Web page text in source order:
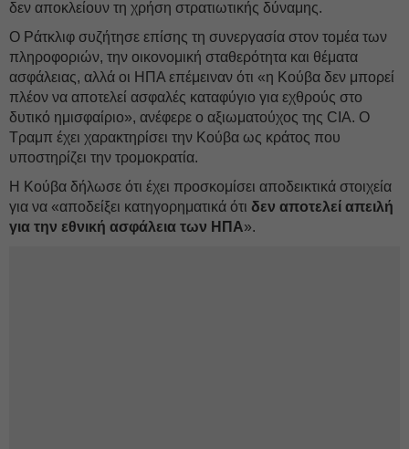
δεν αποκλείουν τη χρήση στρατιωτικής δύναμης.
Ο Ράτκλιφ συζήτησε επίσης τη συνεργασία στον τομέα των
πληροφοριών, την οικονομική σταθερότητα και θέματα
ασφάλειας, αλλά οι ΗΠΑ επέμειναν ότι «η Κούβα δεν μπορεί
πλέον να αποτελεί ασφαλές καταφύγιο για εχθρούς στο
δυτικό ημισφαίριο», ανέφερε ο αξιωματούχος της CIA. Ο
Τραμπ έχει χαρακτηρίσει την Κούβα ως κράτος που
υποστηρίζει την τρομοκρατία.
Η Κούβα δήλωσε ότι έχει προσκομίσει αποδεικτικά στοιχεία
για να «αποδείξει κατηγορηματικά ότι δεν αποτελεί απειλή
για την εθνική ασφάλεια των ΗΠΑ».